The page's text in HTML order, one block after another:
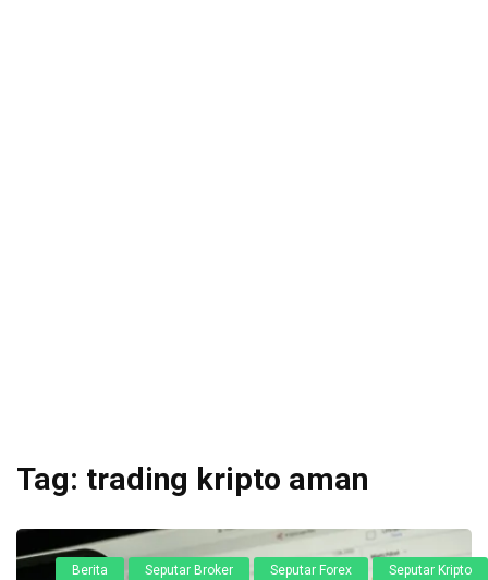
Tag: trading kripto aman
Berita Seputar Broker Seputar Forex Seputar Kripto